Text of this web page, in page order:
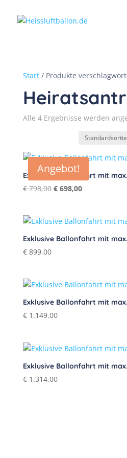
Start/ Produkte
Alle 4 Ergebnisse werden
Angebot!
Exklusive Ballonfahrt mit
€798,00 Ursprünglicher
€ 798,00
€698,00Aktueller
€ 698,00.
Exklusive Ballonfahrt mit
€899,00
Exklusive Ballonfahrt mit
€1.149,00
Exklusive Ballonfahrt mit
€1.314,00